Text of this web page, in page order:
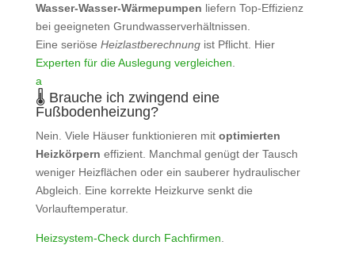
Wasser‑Wasser‑Wärmepumpen liefern Top‑Effizienz
bei geeigneten Grundwasserverhältnissen.
Eine seriöse Heizlastberechnungist Pflicht. Hier
Experten für die Auslegung vergleichen
a
🌡️ Brauche ich zwingend eine
Fußbodenheizung?
Nein. Viele Häuser funktionieren mit optimierten
Heizkörpern effizient. Manchmal genügt der Tausch
weniger Heizflächen oder ein sauberer hydraulischer
Abgleich. Eine korrekte Heizkurve senkt die
Vorlauftemperatur.
Heizsystem‑Check durch Fachfirmen